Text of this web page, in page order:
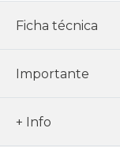
Ficha técnica
Importante
+ Info